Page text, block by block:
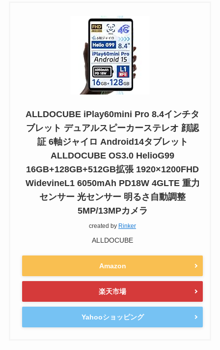
ALLDOCUBE iPlay60mini Pro 8.4インチタ
ブレット デュアルスピーカーステレオ 顔認
証 6軸ジャイロ Android14タブレット
ALLDOCUBE OS3.0 HelioG99
16GB+128GB+512GB拡張 1920×1200FHD
WidevineL1 6050mAh PD18W 4GLTE 重力
センサー 光センサー 明るさ自動調整
5MP/13MPカメラ
created by Rinker
ALLDOCUBE
Amazon
楽天市場
Yahooショッピング